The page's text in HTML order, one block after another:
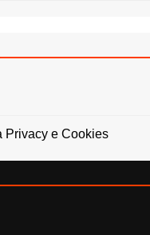
Privacy e Cookies